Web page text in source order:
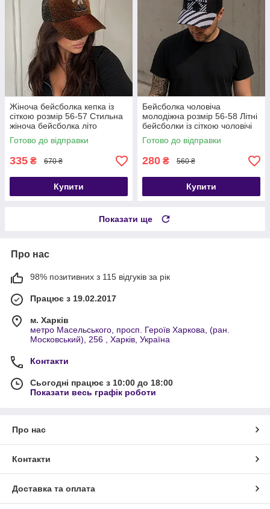
Жіноча бейсболка кепка із
сіткою розмір 56-57 Стильна
жіноча бейсболка літо
Готово до відправки
335 ₴ 670 ₴
Купити
Бейсболка чоловіча
молодіжна розмір 56-58 Літні
бейсболки із сіткою чоловічі
Готово до відправки
280 ₴ 560 ₴
Купити
Показати ще
Про нас
98% позитивних з 115 відгуків за рік
Працює з 19.02.2017
м. Харків
метро Масельського, просп. Героїв Харкова, (ран.
Московський), 256 , Харків, Україна
Контакти
Сьогодні працює з 10:00 до 18:00
Показати весь графік роботи
Про нас
Контакти
Доставка та оплата